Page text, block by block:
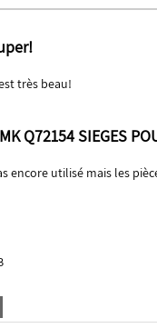
très beau!
Q72154 SIEGES
encore utilisé mais les